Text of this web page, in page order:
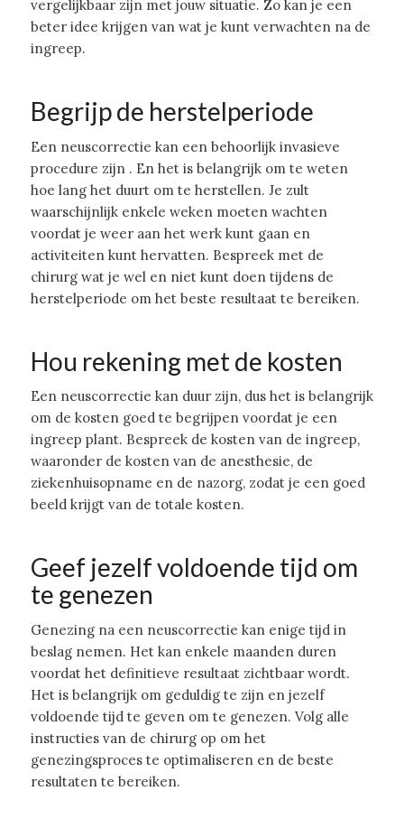
vergelijkbaar zijn met jouw situatie. Zo kan je een
beter idee krijgen van wat je kunt verwachten na de
ingreep.
Begrijp de herstelperiode
Een neuscorrectie kan een behoorlijk invasieve
procedure zijn . En het is belangrijk om te weten
hoe lang het duurt om te herstellen. Je zult
waarschijnlijk enkele weken moeten wachten
voordat je weer aan het werk kunt gaan en
activiteiten kunt hervatten. Bespreek met de
chirurg wat je wel en niet kunt doen tijdens de
herstelperiode om het beste resultaat te bereiken.
Hou rekening met de kosten
Een neuscorrectie kan duur zijn, dus het is belangrijk
om de kosten goed te begrijpen voordat je een
ingreep plant. Bespreek de kosten van de ingreep,
waaronder de kosten van de anesthesie, de
ziekenhuisopname en de nazorg, zodat je een goed
beeld krijgt van de totale kosten.
Geef jezelf voldoende tijd om
te genezen
Genezing na een neuscorrectie kan enige tijd in
beslag nemen. Het kan enkele maanden duren
voordat het definitieve resultaat zichtbaar wordt.
Het is belangrijk om geduldig te zijn en jezelf
voldoende tijd te geven om te genezen. Volg alle
instructies van de chirurg op om het
genezingsproces te optimaliseren en de beste
resultaten te bereiken.